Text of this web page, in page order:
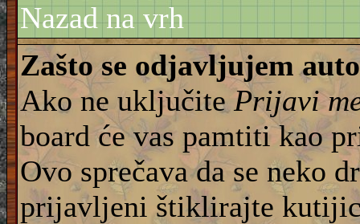
Nazad na vrh
Zašto se odjavljujem
Ako ne uključitePrijavi
board će vas pamtiti kao
Ovo sprečava da se neko
prijavljeni štiklirajte